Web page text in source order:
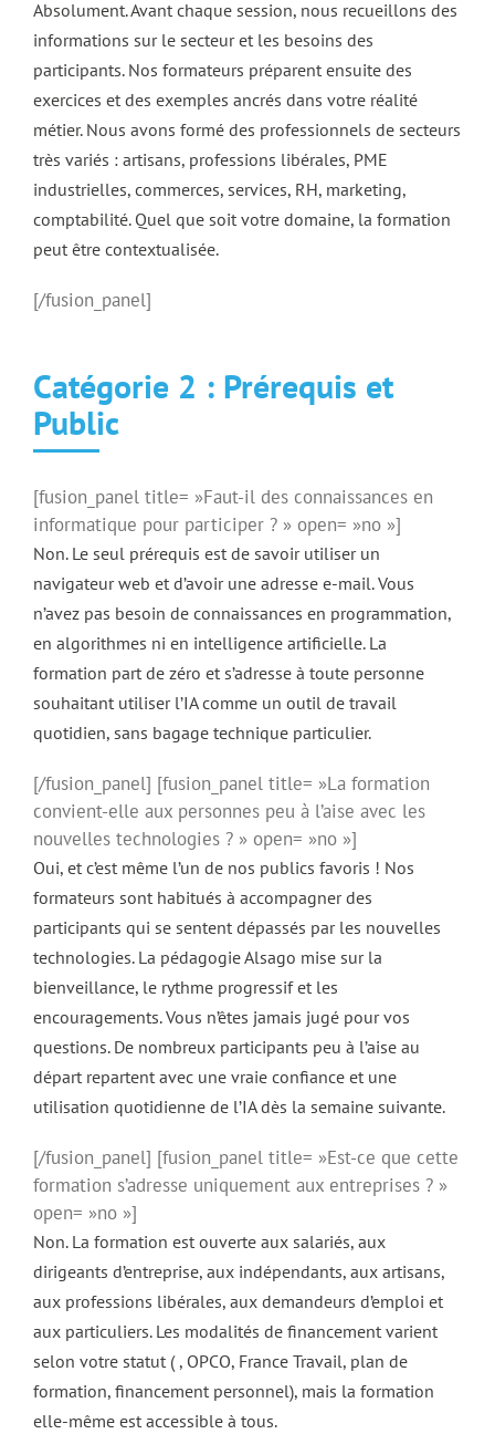
Absolument. Avant chaque session, nous recueillons des
informations sur le secteur et les besoins des
participants. Nos formateurs préparent ensuite des
exercices et des exemples ancrés dans votre réalité
métier. Nous avons formé des professionnels de secteurs
très variés : artisans, professions libérales, PME
industrielles, commerces, services, RH, marketing,
comptabilité. Quel que soit votre domaine, la formation
peut être contextualisée.
[/fusion_panel]
Catégorie 2 : Prérequis et
Public
[fusion_panel title= »Faut-il des connaissances en
informatique pour participer ? » open= »no »]
Non. Le seul prérequis est de savoir utiliser un
navigateur web et d’avoir une adresse e-mail. Vous
n’avez pas besoin de connaissances en programmation,
en algorithmes ni en intelligence artificielle. La
formation part de zéro et s’adresse à toute personne
souhaitant utiliser l’IA comme un outil de travail
quotidien, sans bagage technique particulier.
[/fusion_panel] [fusion_panel title= »La formation
convient-elle aux personnes peu à l’aise avec les
nouvelles technologies ? » open= »no »]
Oui, et c’est même l’un de nos publics favoris ! Nos
formateurs sont habitués à accompagner des
participants qui se sentent dépassés par les nouvelles
technologies. La pédagogie Alsago mise sur la
bienveillance, le rythme progressif et les
encouragements. Vous n’êtes jamais jugé pour vos
questions. De nombreux participants peu à l’aise au
départ repartent avec une vraie confiance et une
utilisation quotidienne de l’IA dès la semaine suivante.
[/fusion_panel] [fusion_panel title= »Est-ce que cette
formation s’adresse uniquement aux entreprises ? »
open= »no »]
Non. La formation est ouverte aux salariés, aux
dirigeants d’entreprise, aux indépendants, aux artisans,
aux professions libérales, aux demandeurs d’emploi et
aux particuliers. Les modalités de financement varient
selon votre statut ( , OPCO, France Travail, plan de
formation, financement personnel), mais la formation
elle-même est accessible à tous.